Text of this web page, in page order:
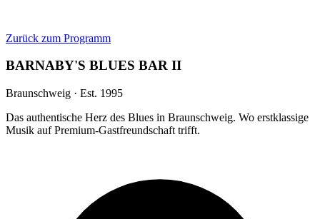
Zurück zum Programm
BARNABY'S BLUES BAR II
Braunschweig · Est. 1995
Das authentische Herz des Blues in Braunschweig. Wo erstklassige
Musik auf Premium-Gastfreundschaft trifft.